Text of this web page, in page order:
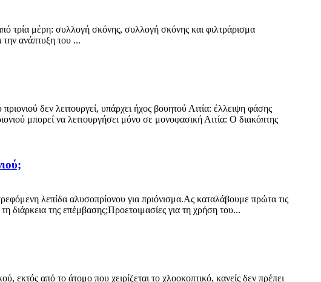
τρία μέρη: συλλογή σκόνης, συλλογή σκόνης και φιλτράρισμα
την ανάπτυξη του ...
δεν λειτουργεί, υπάρχει ήχος βουητού Αιτία: έλλειψη φάσης
μπορεί να λειτουργήσει μόνο σε μονοφασική Αιτία: Ο διακόπτης
λεπίδα αλυσοπρίονου για πριόνισμα.Ας καταλάβουμε πρώτα τις
διάρκεια της επέμβασης;Προετοιμασίες για τη χρήση του...
εκτός από το άτομο που χειρίζεται το χλοοκοπτικό, κανείς δεν πρέπει